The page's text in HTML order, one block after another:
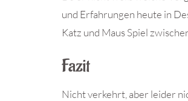
und Erfahrungen heute in
Katz und Maus Spiel
Fazit
Nicht verkehrt, aber leider